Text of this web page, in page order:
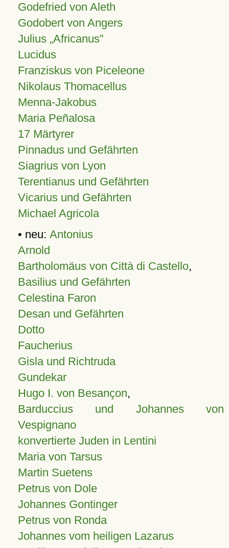
Godefried von Aleth
Godobert von Angers
Julius Africanus
Lucidus
Franziskus von Piceleone
Nikolaus Thomacellus
Menna-Jakobus
Maria Peñalosa
17 Märtyrer
Pinnadus und Gefährten
Siagrius von Lyon
Terentianus und Gefährten
Vicarius und Gefährten
Michael Agricola
• neu: Antonius
Arnold
Bartholomäus von Città di Castello,
Basilius und Gefährten
Celestina Faron
Desan und Gefährten
Dotto
Faucherius
Gisla und Richtruda
Gundekar
Hugo I. von Besançon,
Barduccius und Johannes von
Vespignano
konvertierte Juden in Lentini
Maria von Tarsus
Martin Suetens
Petrus von Dole
Johannes Gontinger
Petrus von Ronda
Johannes vom heiligen Lazarus